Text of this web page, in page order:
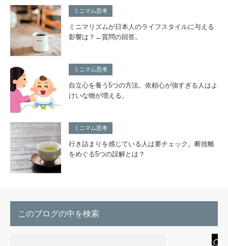
ミニマム思考
ミニマリズムが日本人のライフスタイルに与える
影響は？←質問の回答。
ミニマム思考
自立心を養う5つの方法。依頼心が強すぎる人はよ
けいな物が増える。
ミニマム思考
行き詰まりを感じている人は要チェック。断捨離
をめぐる5つの誤解とは？
このブログの中を検索